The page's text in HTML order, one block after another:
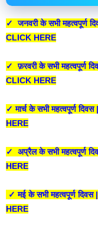
✓ जनवरी के सभी
CLICK HERE
✓ फ़रवरी के सभी
CLICK HERE
✓ मार्च के सभी महत्वपूर्ण
HERE
✓ अप्रैल के सभी महत्वपूर्ण
HERE
✓ मई के सभी महत्वपूर्ण
HERE